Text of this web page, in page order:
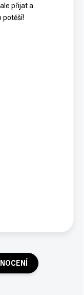
přijat a
potěší!